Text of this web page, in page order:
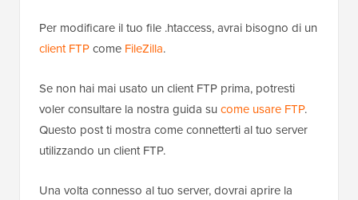
Per modificare il tuo file .htaccess, avrai bisogno di un
client FTPcome FileZilla.
Se non hai mai usato un client FTP prima, potresti
voler consultare la nostra guida su come usare FTP.
Questo post ti mostra come connetterti al tuo server
utilizzando un client FTP.
Una volta connesso al tuo server, dovrai aprire la